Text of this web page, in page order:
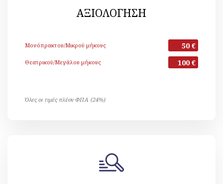
ΑΞΙΟΛΟΓΗΣΗ
Μονόπρακτου/Μικρού μήκους 50 €
Θεατρικού/Μεγάλου μήκους 100 €
Όλες οι τιμές πλέον ΦΠΑ (24%)